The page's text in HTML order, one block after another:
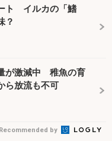
ト イルカの「鰭
？
が激減中 稚魚の育
ら放流も不可
Recommended by